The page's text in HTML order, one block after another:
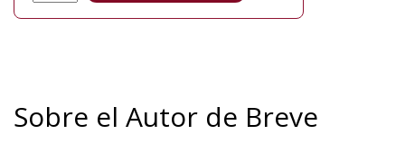
Sobre el Autor de Breve